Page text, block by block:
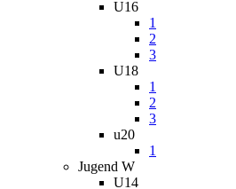
U16
1
2
3
U18
1
2
3
u20
1
Jugend W
U14